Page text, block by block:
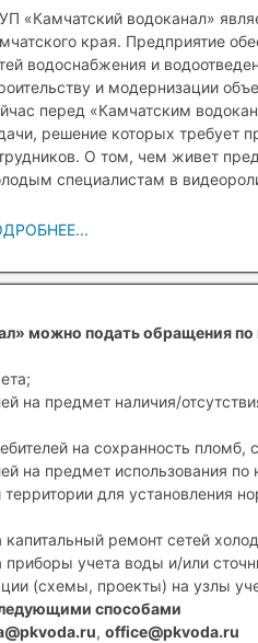
«Камчатский водоканал»
края. Предприятие
водоснабжения и
и модернизации
перед «Камчатским
решение которых требует
О том, чем живет
специалистам в
можно подать обращения по
на предмет наличия/
на сохранность пломб,
на предмет использования
для установления
капитальный ремонт сетей
приборы учета воды и/или
(схемы, проекты) на узлы
способами
, office@pkvoda.ru